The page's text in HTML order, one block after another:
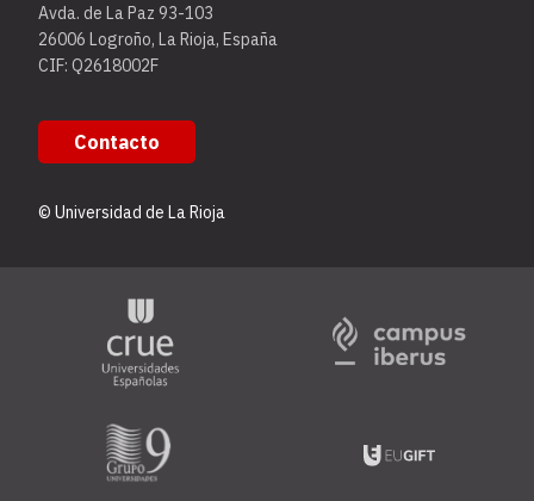
Avda. de La Paz 93-103
26006 Logroño, La Rioja, España
CIF: Q2618002F
Contacto
© Universidad de La Rioja